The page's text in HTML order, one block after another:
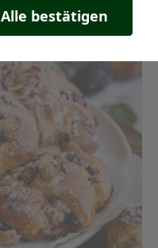
Alle bestätigen